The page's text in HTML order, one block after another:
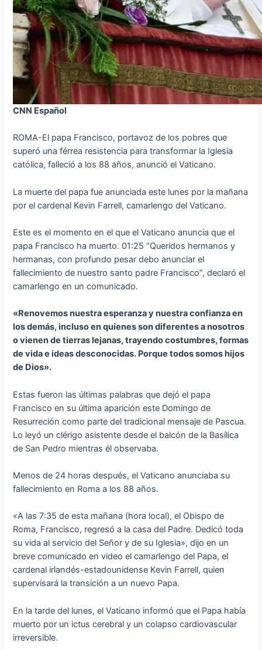
CNN Español
ROMA-El papa Francisco, portavoz de los pobres que
superó una férrea resistencia para transformar la Iglesia
católica, falleció a los 88 años, anunció el Vaticano.
La muerte del papa fue anunciada este lunes por la mañana
por el cardenal Kevin Farrell, camarlengo del Vaticano.
Este es el momento en el que el Vaticano anuncia que el
papa Francisco ha muerto. 01:25 “Queridos hermanos y
hermanas, con profundo pesar debo anunciar el
fallecimiento de nuestro santo padre Francisco”, declaró el
camarlengo en un comunicado.
«Renovemos nuestra esperanza y nuestra confianza en
los demás, incluso en quienes son diferentes a nosotros
o vienen de tierras lejanas, trayendo costumbres, formas
de vida e ideas desconocidas. Porque todos somos hijos
de Dios».
Estas fueron las últimas palabras que dejó el papa
Francisco en su última aparición este Domingo de
Resurreción como parte del tradicional mensaje de Pascua.
Lo leyó un clérigo asistente desde el balcón de la Basílica
de San Pedro mientras él observaba.
Menos de 24 horas después, el Vaticano anunciaba su
fallecimiento en Roma a los 88 años.
«A las 7:35 de esta mañana (hora local), el Obispo de
Roma, Francisco, regresó a la casa del Padre. Dedicó toda
su vida al servicio del Señor y de su Iglesia», dijo en un
breve comunicado en video el camarlengo del Papa, el
cardenal irlandés-estadounidense Kevin Farrell, quien
supervisará la transición a un nuevo Papa.
En la tarde del lunes, el Vaticano informó que el Papa había
muerto por un ictus cerebral y un colapso cardiovascular
irreversible.